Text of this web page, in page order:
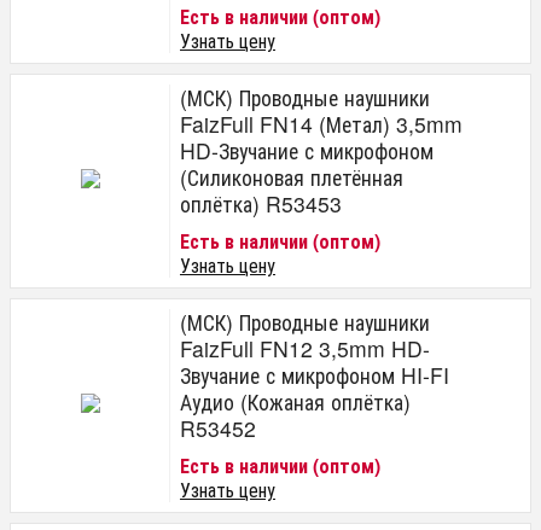
Есть в наличии (оптом)
Узнать цену
(МСК) Проводные наушники
FaizFull FN14 (Метал) 3,5mm
HD-Звучание с микрофоном
(Силиконовая плетённая
оплётка) R53453
Есть в наличии (оптом)
Узнать цену
(МСК) Проводные наушники
FaizFull FN12 3,5mm HD-
Звучание с микрофоном HI-FI
Аудио (Кожаная оплётка)
R53452
Есть в наличии (оптом)
Узнать цену